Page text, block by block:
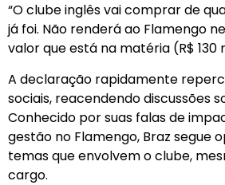
“O clube inglês vai comprar de
já foi. Não renderá ao Flamengo
valor que está na matéria (R$ 130
A declaração rapidamente
sociais, reacendendo discussões
Conhecido por suas falas de
gestão no Flamengo, Braz segue
temas que envolvem o clube,
cargo.